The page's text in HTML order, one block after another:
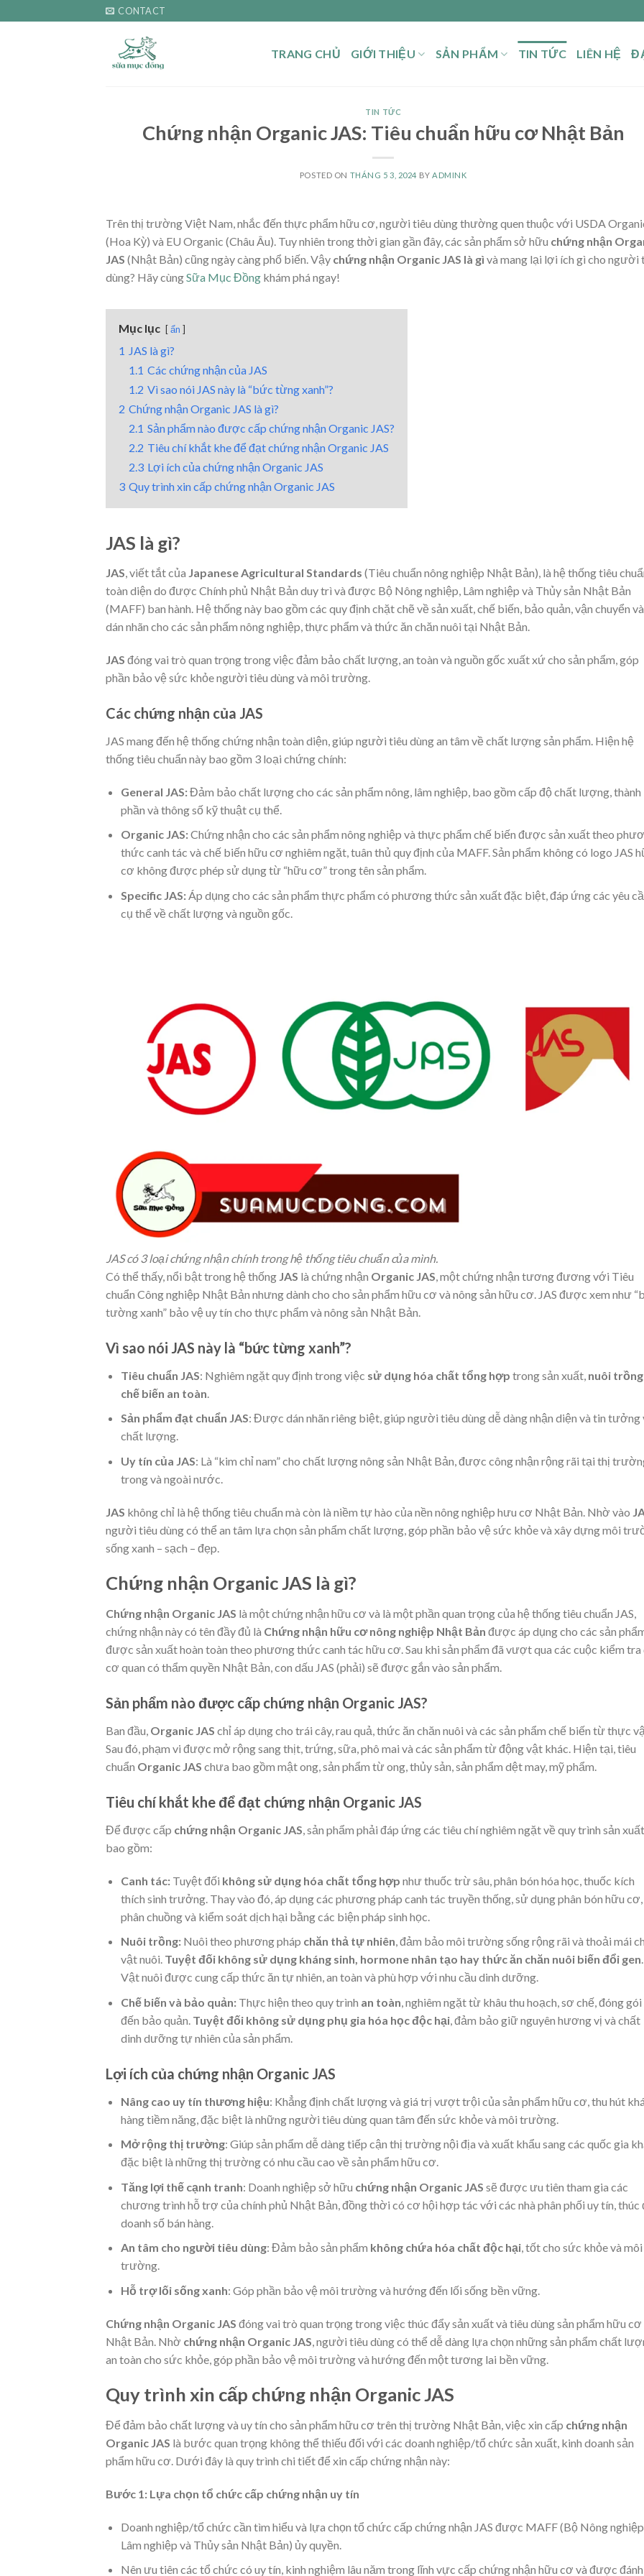
to
CONTACT
TRANG CHỦ GIỚI THIỆU SẢN PHẨM TIN TỨC LIÊN HỆ
TIN TỨC
Chứng nhận Organic JAS: Tiêu chuẩn hữu cơ Nhật Bản
POSTED ON THÁNG 5 3, 2024 BY ADMINK
Trên thị trường Việt Nam, nhắc đến thực phẩm hữu cơ, người tiêu dùng thường quen thuộc với USDA
(Hoa Kỳ) và EU Organic (Châu Âu). Tuy nhiên trong thời gian gần đây, các sản phẩm sở hữu chứng nhận
JAS (Nhật Bản) cũng ngày càng phổ biến. Vậy chứng nhận Organic JAS là gì và mang lại lợi ích gì cho người
dùng? Hãy cùngSữa Mục Đồng khám phá ngay!
Mục lục ẩn
1 JAS là gì?
1.1 Các chứng nhận của JAS
1.2 Vì sao nói JAS này là “bức từng xanh”?
2 Chứng nhận Organic JAS là gì?
2.1 Sản phẩm nào được cấp chứng nhận Organic JAS?
2.2 Tiêu chí khắt khe để đạt chứng nhận Organic JAS
2.3 Lợi ích của chứng nhận Organic JAS
3 Quy trình xin cấp chứng nhận Organic JAS
JAS là gì?
JAS, viết tắt của Japanese Agricultural Standards (Tiêu chuẩn nông nghiệp Nhật Bản), là hệ thống tiêu
toàn diện do được Chính phủ Nhật Bản duy trì và được Bộ Nông nghiệp, Lâm nghiệp và Thủy sản Nhật Bản
(MAFF) ban hành. Hệ thống này bao gồm các quy định chặt chẽ về sản xuất, chế biến, bảo quản, vận chuyển và
dán nhãn cho các sản phẩm nông nghiệp, thực phẩm và thức ăn chăn nuôi tại Nhật Bản.
JAS đóng vai trò quan trọng trong việc đảm bảo chất lượng, an toàn và nguồn gốc xuất xứ cho sản phẩm, góp
phần bảo vệ sức khỏe người tiêu dùng và môi trường.
Các chứng nhận của JAS
JAS mang đến hệ thống chứng nhận toàn diện, giúp người tiêu dùng an tâm về chất lượng sản phẩm. Hiện hệ
thống tiêu chuẩn này bao gồm 3 loại chứng chính:
General JAS:Đảm bảo chất lượng cho các sản phẩm nông, lâm nghiệp, bao gồm cấp độ chất lượng, thành
phần và thông số kỹ thuật cụ thể.
Organic JAS:Chứng nhận cho các sản phẩm nông nghiệp và thực phẩm chế biến được sản xuất theo
thức canh tác và chế biến hữu cơ nghiêm ngặt, tuân thủ quy định của MAFF. Sản phẩm không có logo JAS
cơ không được phép sử dụng từ “hữu cơ” trong tên sản phẩm.
Specific JAS:Áp dụng cho các sản phẩm thực phẩm có phương thức sản xuất đặc biệt, đáp ứng các yêu
cụ thể về chất lượng và nguồn gốc.
JAS có 3 loại chứng nhận chính trong hệ thống tiêu chuẩn của mình.
Có thể thấy, nổi bật trong hệ thống JAS là chứng nhận Organic JAS , một chứng nhận tương đương với Tiêu
chuẩn Công nghiệp Nhật Bản nhưng dành cho cho sản phẩm hữu cơ và nông sản hữu cơ. JAS được xem như
tường xanh” bảo vệ uy tín cho thực phẩm và nông sản Nhật Bản.
Vì sao nói JAS này là “bức từng xanh”?
Tiêu chuẩn JAS: Nghiêm ngặt quy định trong việc sử dụng hóa chất tổng hợp trong sản xuất, nuôi trồng
chế biến an toàn
Sản phẩm đạt chuẩn JAS: Được dán nhãn riêng biệt, giúp người tiêu dùng dễ dàng nhận diện và tin tưởng
chất lượng.
Uy tín của JAS: Là “kim chỉ nam” cho chất lượng nông sản Nhật Bản, được công nhận rộng rãi tại thị
trong và ngoài nước.
JAS không chỉ là hệ thống tiêu chuẩn mà còn là niềm tự hào của nền nông nghiệp hưu cơ Nhật Bản. Nhờ vào
người tiêu dùng có thể an tâm lựa chọn sản phẩm chất lượng, góp phần bảo vệ sức khỏe và xây dựng môi
sống xanh – sạch – đẹp.
Chứng nhận OrganicJAS là gì?
Chứng nhận Organic JAS là một chứng nhận hữu cơ và là một phần quan trọng của hệ thống tiêu chuẩn JAS,
chứng nhận này có tên đầy đủ là Chứng nhận hữu cơ nông nghiệp Nhật Bản được áp dụng cho các sản
được sản xuất hoàn toàn theo phương thức canh tác hữu cơ. Sau khi sản phẩm đã vượt qua các cuộc kiểm tra
cơ quan có thẩm quyền Nhật Bản, con dấu JAS (phải) sẽ được gắn vào sản phẩm.
Sản phẩm nào được cấp chứng nhận Organic JAS?
Ban đầu, Organic JAS chỉ áp dụng cho trái cây, rau quả, thức ăn chăn nuôi và các sản phẩm chế biến từ thực
Sau đó, phạm vi được mở rộng sang thịt, trứng, sữa, phô mai và các sản phẩm từ động vật khác. Hiện tại, tiêu
chuẩn Organic JAS chưa bao gồm mật ong, sản phẩm từ ong, thủy sản, sản phẩm dệt may, mỹ phẩm.
Tiêu chí khắt khe để đạt chứng nhận Organic JAS
Để được cấp chứng nhận Organic JAS , sản phẩm phải đáp ứng các tiêu chí nghiêm ngặt về quy trình sản xuất,
bao gồm:
Canh tác:Tuyệt đối không sử dụng hóa chất tổng hợp như thuốc trừ sâu, phân bón hóa học, thuốc kích
thích sinh trưởng. Thay vào đó, áp dụng các phương pháp canh tác truyền thống, sử dụng phân bón hữu cơ,
phân chuồng và kiểm soát dịch hại bằng các biện pháp sinh học.
Nuôi trồng:Nuôi theo phương pháp chăn thả tự nhiên, đảm bảo môi trường sống rộng rãi và thoải mái
vật nuôi. Tuyệt đối không sử dụng kháng sinh, hormone nhân tạo hay thức ăn chăn nuôi biến đổi gen.
Vật nuôi được cung cấp thức ăn tự nhiên, an toàn và phù hợp với nhu cầu dinh dưỡng.
Chế biến và bảo quản:Thực hiện theo quy trình an toàn , nghiêm ngặt từ khâu thu hoạch, sơ chế, đóng gói
đến bảo quản. Tuyệt đối không sử dụng phụ gia hóa học độc hại, đảm bảo giữ nguyên hương vị và chất
dinh dưỡng tự nhiên của sản phẩm.
Lợi ích của chứng nhận Organic JAS
Nâng cao uy tín thương hiệu: Khẳng định chất lượng và giá trị vượt trội của sản phẩm hữu cơ, thu hút
hàng tiềm năng, đặc biệt là những người tiêu dùng quan tâm đến sức khỏe và môi trường.
Mở rộng thị trường: Giúp sản phẩm dễ dàng tiếp cận thị trường nội địa và xuất khẩu sang các quốc gia
đặc biệt là những thị trường có nhu cầu cao về sản phẩm hữu cơ.
Tăng lợi thế cạnh tranh: Doanh nghiệp sở hữu chứng nhận Organic JAS sẽ được ưu tiên tham gia các
chương trình hỗ trợ của chính phủ Nhật Bản, đồng thời có cơ hội hợp tác với các nhà phân phối uy tín, thúc
doanh số bán hàng.
An tâm cho người tiêu dùng: Đảm bảo sản phẩm không chứa hóa chất độc hại, tốt cho sức khỏe và môi
trường.
Hỗ trợ lối sống xanh: Góp phần bảo vệ môi trường và hướng đến lối sống bền vững.
Chứng nhận Organic JAS đóng vai trò quan trọng trong việc thúc đẩy sản xuất và tiêu dùng sản phẩm hữu
Nhật Bản. Nhờ chứng nhận Organic JAS , người tiêu dùng có thể dễ dàng lựa chọn những sản phẩm chất
an toàn cho sức khỏe, góp phần bảo vệ môi trường và hướng đến một tương lai bền vững.
Quy trình xin cấp chứng nhận Organic JAS
Để đảm bảo chất lượng và uy tín cho sản phẩm hữu cơ trên thị trường Nhật Bản, việc xin cấp chứng nhận
Organic JAS là bước quan trọng không thể thiếu đối với các doanh nghiệp/tổ chức sản xuất, kinh doanh sản
phẩm hữu cơ. Dưới đây là quy trình chi tiết để xin cấp chứng nhận này:
Bước 1: Lựa chọn tổ chức cấp chứng nhận uy tín
Doanh nghiệp/tổ chức cần tìm hiểu và lựa chọn tổ chức cấp chứng nhận JAS được MAFF (Bộ Nông
Lâm nghiệp và Thủy sản Nhật Bản) ủy quyền.
Nên ưu tiên các tổ chức có uy tín, kinh nghiệm lâu năm trong lĩnh vực cấp chứng nhận hữu cơ và được